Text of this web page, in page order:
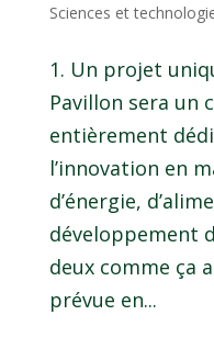
Sciences et
1. Un projet
Pavillon sera un
entièrement
l’innovation en
d’énergie,
développement
deux comme ça
prévue en...